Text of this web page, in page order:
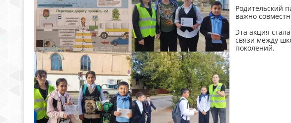
Родительский
важно
Эта акция
связи между
поколений.